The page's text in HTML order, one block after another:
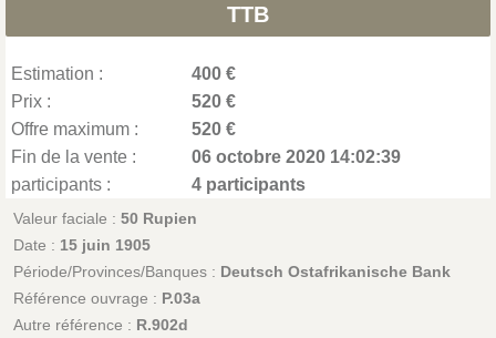
TTB
Estimation :
400 €
Prix :
520 €
Offre maximum :
520 €
Fin de la vente :
06 octobre 2020 14:02:39
participants :
4 participants
Valeur faciale : 50 Rupien
Date : 15 juin 1905
Période/Provinces/Banques : Deutsch Ostafrikanische Bank
Référence ouvrage : P.03a
Autre référence : R.902d